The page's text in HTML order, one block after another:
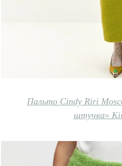
Пальто Cindy Riri Mo
штучка»